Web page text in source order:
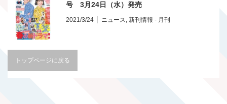
号 3月24日（水）発売
2021/3/24 ニュース, 新刊情報 - 月刊
トップページに戻る